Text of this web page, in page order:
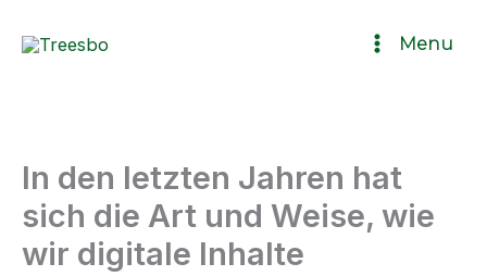
Menu
In den letzten Jahren hat
sich die Art und Weise, wie
wir digitale Inhalte